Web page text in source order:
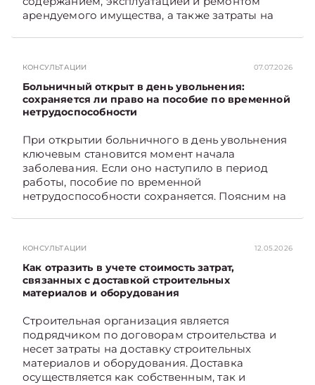
арендуемого имущества, а также затраты на
связанных с содержанием и эксплуатацией
мест общего пользования, в частности –
контрольно-­пропускного пункта? Рассмотрим
порядок их распределения. Подписывайтесь
экономике Беларуси — раньше, чем в новостях
TelegramViber
КОНСУЛЬТАЦИИ 07.07.2026
Больничный открыт в день увольнения:
сохраняется ли право на пособие по временной
нетрудоспособности
При открытии больничного в день увольнения
ключевым становится момент начала
заболевания. Если оно наступило в период
работы, пособие по временной
нетрудоспособности сохраняется. Поясним на
КОНСУЛЬТАЦИИ 12.05.2026
Как отразить в учете стоимость затрат,
связанных с доставкой строительных
материалов и оборудования
Строительная организация является
подрядчиком по договорам строительства и
несет затраты на доставку строительных
материалов и оборудования. Доставка
осуществляется как собственным, так и